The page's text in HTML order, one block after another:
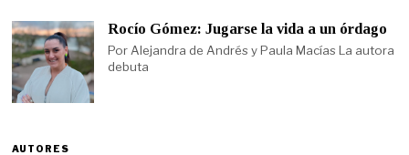
Rocío Gómez: Jugarse la vida a un órdago
Por Alejandra de Andrés y Paula Macías La autora
debuta
AUTORES